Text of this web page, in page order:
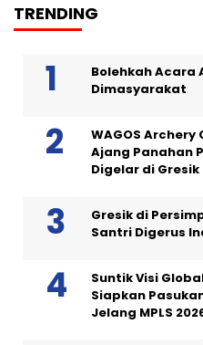
TRENDING
Bolehkah Acara
Dimasyarakat
WAGOS Archery
Ajang Panahan
Digelar di Gresik
Gresik di
Santri Digerus
Suntik Visi
Siapkan
Jelang MPLS